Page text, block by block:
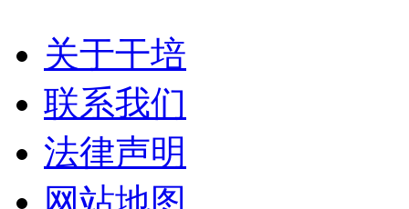
关于干培
联系我们
法律声明